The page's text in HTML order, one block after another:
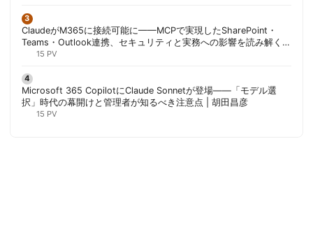
ClaudeがM365に接続可能に——MCPで実現したSharePoint・
Teams・Outlook連携、セキュリティと実務への影響を読み解く |
胡田昌彦
15 PV
Microsoft 365 CopilotにClaude Sonnetが登場——「モデル選
択」時代の幕開けと管理者が知るべき注意点 | 胡田昌彦
15 PV